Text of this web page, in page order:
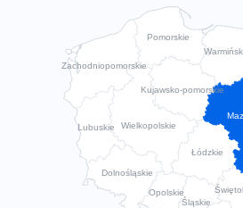
Dolnośląskie
Kujawsko-pomorskie
Lubuskie
Łódzkie
Opolskie
Pomorskie
Śląskie
Wielkopolskie
Zachodniopomorskie